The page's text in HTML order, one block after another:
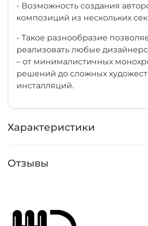
- Возможность создания
композиций из нескольких
- Такое разнообразие
реализовать любые
– от минималистичных
решений до сложных
инсталляций.
Характеристики
Отзывы